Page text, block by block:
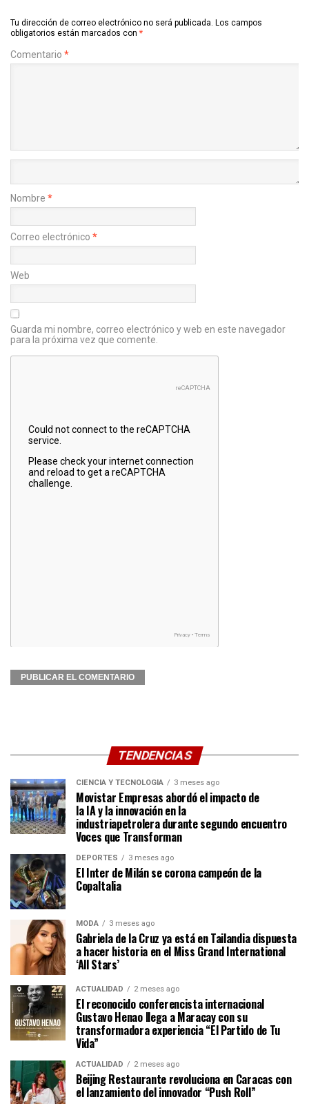
Tu dirección de correo electrónico no será publicada. Los campos
obligatorios están marcados con *
Comentario *
Nombre *
Correo electrónico *
Web
Guarda mi nombre, correo electrónico y web en este navegador
para la próxima vez que comente.
TENDENCIAS
CIENCIA Y TECNOLOGÍA 3 meses ago
Movistar Empresas abordó el impacto de
la IA y la innovación en la
industriapetrolera durante segundo encuentro
Voces que Transforman
DEPORTES 3 meses ago
El Inter de Milán se corona campeón de la
CopaItalia
MODA 3 meses ago
Gabriela de la Cruz ya está en Tailandia dispuesta
a hacer historia en el Miss Grand International
‘All Stars’
ACTUALIDAD 2 meses ago
El reconocido conferencista internacional
Gustavo Henao llega a Maracay con su
transformadora experiencia “El Partido de Tu
Vida”
ACTUALIDAD 2 meses ago
Beijing Restaurante revoluciona en Caracas con
el lanzamiento del innovador “Push Roll”